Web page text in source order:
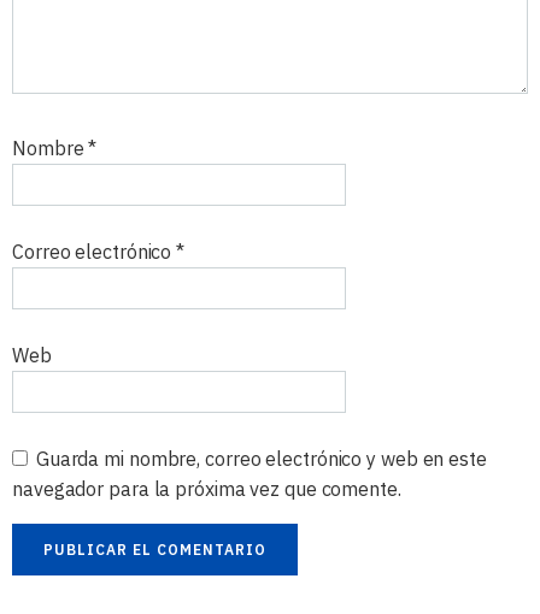
Nombre*
Correo electrónico*
Web
Guarda mi nombre, correo electrónico y web en este
navegador para la próxima vez que comente.